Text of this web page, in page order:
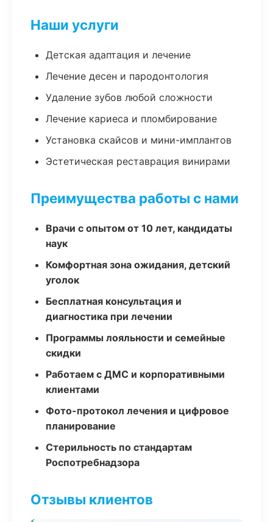
Наши услуги
Детская адаптация и лечение
Лечение десен и пародонтология
Удаление зубов любой сложности
Лечение кариеса и пломбирование
Установка скайсов и мини-имплантов
Эстетическая реставрация винирами
Преимущества работы с нами
Врачи с опытом от 10 лет, кандидаты
наук
Комфортная зона ожидания, детский
уголок
Бесплатная консультация и
диагностика при лечении
Программы лояльности и семейные
скидки
Работаем с ДМС и корпоративными
клиентами
Фото-протокол лечения и цифровое
планирование
Стерильность по стандартам
Роспотребнадзора
Отзывы клиентов